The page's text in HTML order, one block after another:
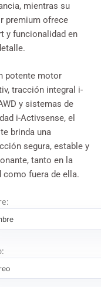
mientras su
premium ofrece
y funcionalidad en
potente motor
tracción integral i-
y sistemas de
i-Activsense, el
brinda una
segura, estable y
tanto en la
como fuera de ella.